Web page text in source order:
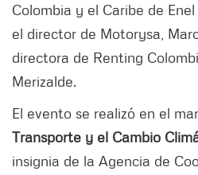
Colombia y el Caribe de
el director de Motorysa,
directora de Renting
Merizalde.
El evento se realizó en el
Transporte y el Cambio
insignia de la Agencia de